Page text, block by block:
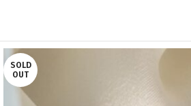
SOLD
OUT